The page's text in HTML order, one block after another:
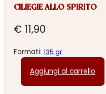
CILIEGIE ALLO SPIRITO
€ 11,90
Formati:135 gr
Aggiungi al carrello